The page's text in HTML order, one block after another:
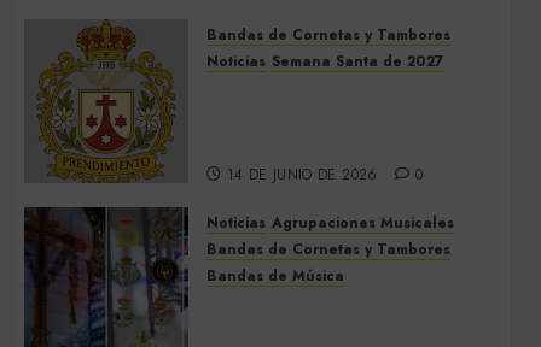
Bandas de Cornetas y Tambores
Noticias Semana Santa de 2027
14 DE JUNIO DE 2026 0
Noticias Agrupaciones Musicales
Bandas de Cornetas y Tambores
Bandas de Música